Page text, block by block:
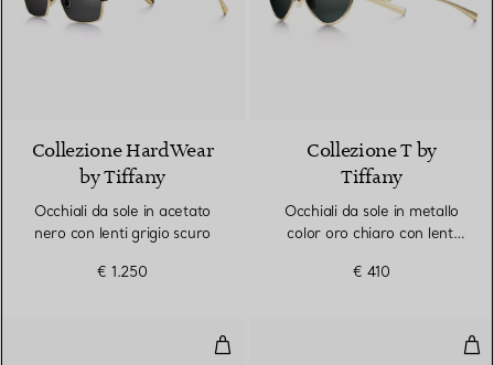
Collezione HardWear
by Tiffany
Occhiali da sole in acetato
nero con lenti grigio scuro
€ 1.250
Collezione T by
Tiffany
Occhiali da sole in metallo
color oro chiaro con lenti
€ 410
Occhiali da sole in acetato nero